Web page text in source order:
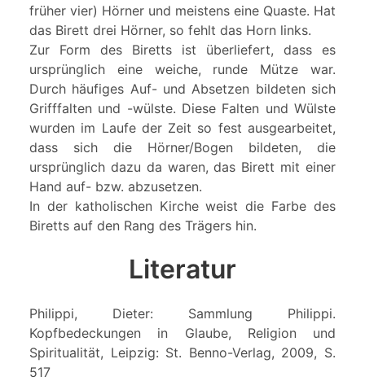
früher vier) Hörner und meistens eine Quaste. Hat
das Birett drei Hörner, so fehlt das Horn links.
Zur Form des Biretts ist überliefert, dass es
ursprünglich eine weiche, runde Mütze war.
Durch häufiges Auf- und Absetzen bildeten sich
Grifffalten und -wülste. Diese Falten und Wülste
wurden im Laufe der Zeit so fest ausgearbeitet,
dass sich die Hörner/Bogen bildeten, die
ursprünglich dazu da waren, das Birett mit einer
Hand auf- bzw. abzusetzen.
In der katholischen Kirche weist die Farbe des
Biretts auf den Rang des Trägers hin.
Literatur
Philippi, Dieter: Sammlung Philippi.
Kopfbedeckungen in Glaube, Religion und
Spiritualität, Leipzig: St. Benno-Verlag, 2009, S.
517